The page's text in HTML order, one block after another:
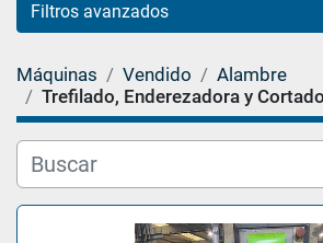
Filtros avanzados
Categoría
Fabricante
Máquinas Vendido
Alambre
Trefilado, Enderezadora y
Ordenar por